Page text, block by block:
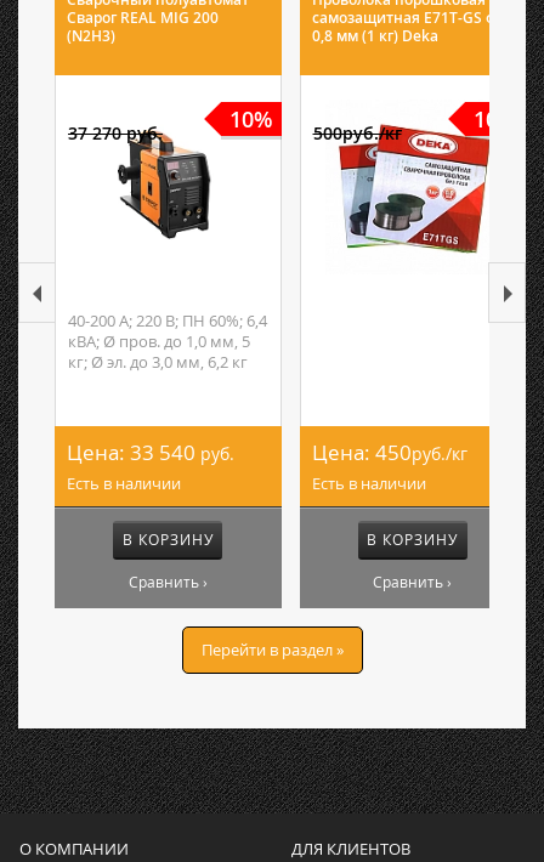
Сварог REAL MIG 200
(N2H3)
10%
37 270 руб.
40-200 А; 220 В; ПН 60%; 6,4
кВА; Ø пров. до 1,0 мм, 5
кг; Ø эл. до 3,0 мм, 6,2 кг
Цена: 33 540 руб.
Есть в наличии
В КОРЗИНУ
Сравнить ›
самозащитная E71T-GS ф
0,8 мм (1 кг) Deka
10%
500руб./кг
Цена: 450руб./кг
Есть в наличии
В КОРЗИНУ
Сравнить ›
Перейти в раздел »
О КОМПАНИИ ДЛЯ КЛИЕНТОВ